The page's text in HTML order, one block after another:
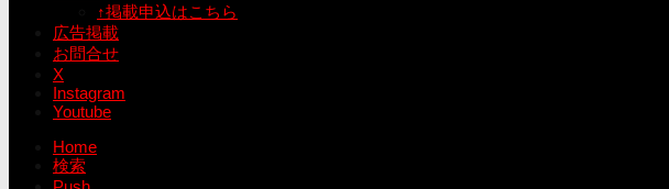
↑掲載申込はこちら
広告掲載
お問合せ
X
Instagram
Youtube
Home
検索